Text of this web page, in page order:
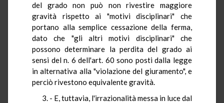
del grado non può non rivestire maggiore
gravità rispetto ai "motivi disciplinari" che
portano alla semplice cessazione della ferma,
dato che "gli altri motivi disciplinari" che
possono determinare la perdita del grado ai
sensi del n. 6 dell'art. 60 sono posti dalla legge
in alternativa alla "violazione del giuramento", e
perciò rivestono equivalente gravità.
3. - E, tuttavia, l'irrazionalità messa in luce dal